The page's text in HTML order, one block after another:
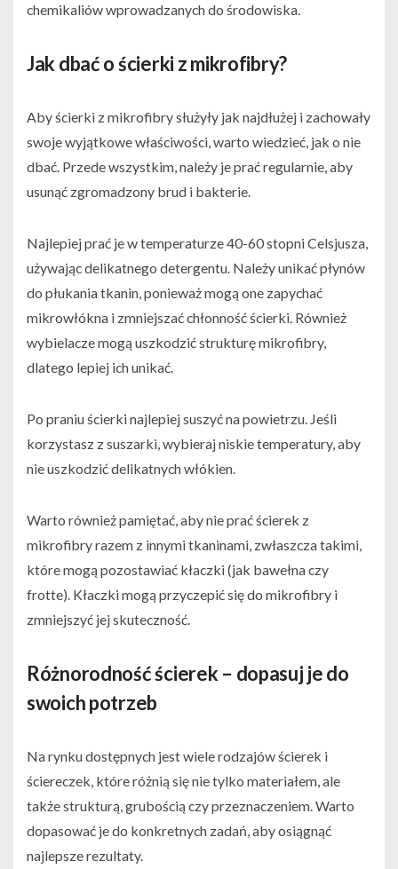
chemikaliów wprowadzanych do środowiska.
Jak dbać o ścierki z mikrofibry?
Aby ścierki z mikrofibry służyły jak najdłużej i zachowały
swoje wyjątkowe właściwości, warto wiedzieć, jak o nie
dbać. Przede wszystkim, należy je prać regularnie, aby
usunąć zgromadzony brud i bakterie.
Najlepiej prać je w temperaturze 40-60 stopni Celsjusza,
używając delikatnego detergentu. Należy unikać płynów
do płukania tkanin, ponieważ mogą one zapychać
mikrowłókna i zmniejszać chłonność ścierki. Również
wybielacze mogą uszkodzić strukturę mikrofibry,
dlatego lepiej ich unikać.
Po praniu ścierki najlepiej suszyć na powietrzu. Jeśli
korzystasz z suszarki, wybieraj niskie temperatury, aby
nie uszkodzić delikatnych włókien.
Warto również pamiętać, aby nie prać ścierek z
mikrofibry razem z innymi tkaninami, zwłaszcza takimi,
które mogą pozostawiać kłaczki (jak bawełna czy
frotte). Kłaczki mogą przyczepić się do mikrofibry i
zmniejszyć jej skuteczność.
Różnorodność ścierek – dopasuj je do
swoich potrzeb
Na rynku dostępnych jest wiele rodzajów ścierek i
ściereczek, które różnią się nie tylko materiałem, ale
także strukturą, grubością czy przeznaczeniem. Warto
dopasować je do konkretnych zadań, aby osiągnąć
najlepsze rezultaty.